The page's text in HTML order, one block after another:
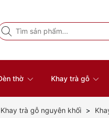
thờ Khay trà gỗ
Khay trà gỗ nguyên khối